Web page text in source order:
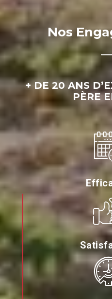
Nos
+ DE 20 ANS
PÈRE